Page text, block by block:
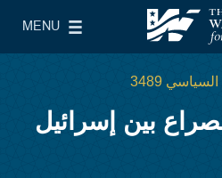
الأدنى
MENU
Main Menu
3489
بين إسرائيل